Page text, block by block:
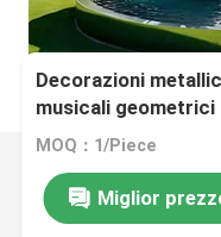
Decorazioni
musicali
inossidabile
MOQ：1/Piece
Miglior